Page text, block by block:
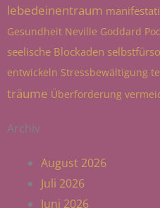
lebedeinentraum
Gesundheit Neville Goddard
seelische Blockaden
entwickeln Stressbewältigung
träume Überforderung
Archiv
August 2026
Juli 2026
Juni 2026